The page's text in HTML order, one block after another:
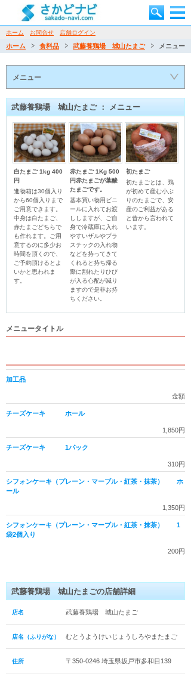
ホーム お問合せ 店舗ログイン
ホーム 食料品 武藤養鶏場 城山たまご メニュー
メニュー
武藤養鶏場 城山たまご ： メニュー
白たまご 1kg 400
円
進物箱は30個入り
から60個入りまで
ご用意できます。
中身は白たまご、
赤たまごどちらで
も作れます。ご用
意するのに多少お
時間を頂くので、
ご予約頂けるとよ
いかと思われま
す。
赤たまご 1Kg 500
円赤たまごが葉酸
たまごです。
基本買い物用ビニ
ールに入れてお渡
ししますが、ご自
身で冷蔵庫に入れ
やすいザルやプラ
スチックの入れ物
などを持ってきて
くれると持ち帰る
際に割れたりひび
が入る心配が減り
ますので是非お持
初たまご
初たまごとは、鶏
が初めて産む小ぶ
りのたまごで、安
産のご利益がある
と昔から言われて
メニュータイトル
加工品
金額
チーズケーキ ホール
1,850円
チーズケーキ 1パック
310円
シフォンケーキ（プレーン・マーブル・紅茶・抹茶） ホ
ール
1,350円
シフォンケーキ（プレーン・マーブル・紅茶・抹茶） 1
袋2個入り
200円
武藤養鶏場 城山たまごの店舗詳細
店名 武藤養鶏場 城山たまご
店名（ふりがな） むとうようけいじょうしろやまたまご
住所 〒350-0246 埼玉県坂戸市多和目139